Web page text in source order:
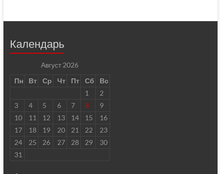
Календарь
Август 2026
Пн
Вт Ср Чт Пт Сб
Вс
1
2
3
4 5 6 7 8
9
10
11 12 13 14 15
16
17
18 19 20 21 22
23
24
25 26 27 28 29
30
31